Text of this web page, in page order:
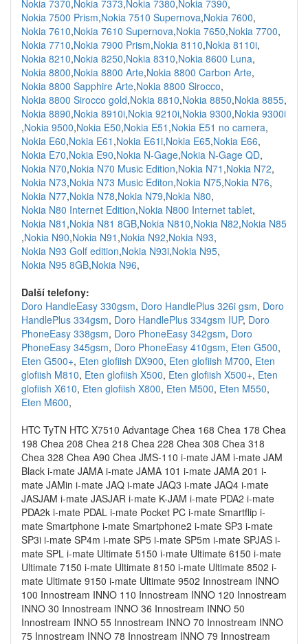
Nokia 7370,Nokia 7373,Nokia 7380,Nokia 7390,
Nokia 7500 Prism,Nokia 7510 Supernova,Nokia 7600,
Nokia 7610,Nokia 7610 Supernova,Nokia 7650,Nokia 7700,
Nokia 7710,Nokia 7900 Prism,Nokia 8110,Nokia 8110i,
Nokia 8210,Nokia 8250,Nokia 8310,Nokia 8600 Luna,
Nokia 8800,Nokia 8800 Arte,Nokia 8800 Carbon Arte,
Nokia 8800 Sapphire Arte,Nokia 8800 Sirocco,
Nokia 8800 Sirocco gold,Nokia 8810,Nokia 8850,Nokia 8855,
Nokia 8890,Nokia 8910i,Nokia 9210i,Nokia 9300,Nokia 9300i
,Nokia 9500,Nokia E50,Nokia E51 ,Nokia E51 no camera,
Nokia E60,Nokia E61 ,Nokia E61i,Nokia E65,Nokia E66,
Nokia E70,Nokia E90,Nokia N-Gage,Nokia N-Gage QD,
Nokia N70,Nokia N70 Music Edition,Nokia N71 ,Nokia N72,
Nokia N73,Nokia N73 Music Editon,Nokia N75,Nokia N76,
Nokia N77,Nokia N78,Nokia N79,Nokia N80,
Nokia N80 Internet Edition,Nokia N800 Internet tablet,
Nokia N81 ,Nokia N81 8GB,Nokia N810,Nokia N82,Nokia N85
,Nokia N90,Nokia N91 ,Nokia N92,Nokia N93,
Nokia N93 Golf edition,Nokia N93i,Nokia N95,
Nokia N95 8GB,Nokia N96,
Další telefony:
Doro HandleEasy 330gsm, Doro HandlePlus 326i gsm, Doro
HandlePlus 334gsm, Doro HandlePlus 334gsm IUP, Doro
PhoneEasy 338gsm, Doro PhoneEasy 342gsm, Doro
PhoneEasy 345gsm, Doro PhoneEasy 410gsm, Eten G500,
Eten G500+, Eten glofiish DX900, Eten glofiish M700, Eten
glofiish M810, Eten glofiish X500, Eten glofiish X500+, Eten
glofiish X610, Eten glofiish X800, Eten M500, Eten M550,
Eten M600,
HTC TyTN HTC X7510 Advantage Chea 168 Chea 178 Chea
198 Chea 208 Chea 218 Chea 228 Chea 308 Chea 318
Chea 328 Chea A90 Chea JMS-110 i-mate JAM i-mate JAM
Black i-mate JAMA i-mate JAMA 101 i-mate JAMA 201 i-
mate JAMin i-mate JAQ i-mate JAQ3 i-mate JAQ4 i-mate
JASJAM i-mate JASJAR i-mate K-JAM i-mate PDA2 i-mate
PDA2k i-mate PDAL i-mate Pocket PC i-mate Smartflip i-
mate Smartphone i-mate Smartphone2 i-mate SP3 i-mate
SP3i i-mate SP4m i-mate SP5 i-mate SP5m i-mate SPJAS i-
mate SPL i-mate Ultimate 5150 i-mate Ultimate 6150 i-mate
Ultimate 7150 i-mate Ultimate 8150 i-mate Ultimate 8502 i-
mate Ultimate 9150 i-mate Ultimate 9502 Innostream INNO
100 Innostream INNO 110 Innostream INNO 120 Innostream
INNO 30 Innostream INNO 36 Innostream INNO 50
Innostream INNO 55 Innostream INNO 70 Innostream INNO
75 Innostream INNO 78 Innostream INNO 79 Innostream